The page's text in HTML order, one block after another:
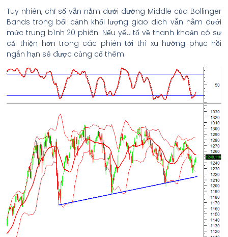
Tuy nhiên, chỉ số vẫn nằm dưới đường Middle của Bollinger
Bands trong bối cảnh khối lượng giao dịch vẫn nằm dưới
mức trung bình 20 phiên. Nếu yếu tố về thanh khoản có sự
cải thiện hơn trong các phiên tới thì xu hướng phục hồi
ngắn hạn sẽ được củng cố thêm.